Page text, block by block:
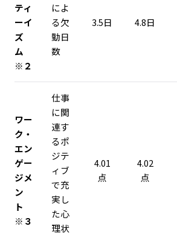
ティ
ーイ
ズ
ム
※２
によ
る欠
勤日
数
3.5日 4.8日
ワー
ク・
エン
ゲー
ジメ
ン
ト
※３
仕事
に関
連す
るポ
ジテ
ィブ
で充
実し
た心
理状
4.01
点
4.02
点